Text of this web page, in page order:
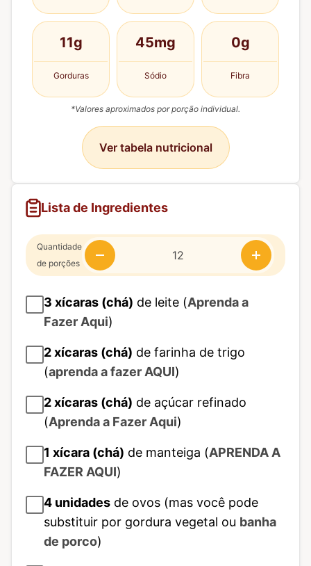
11g
Gorduras
45mg
Sódio
0g
Fibra
*Valores aproximados por porção individual.
Ver tabela nutricional
Lista de Ingredientes
Quantidade
de porções
3 xícaras (chá) de leite (Aprenda a
Fazer Aqui)
2xícaras (chá) de farinha de trigo
(aprenda a fazer AQUI)
2xícaras (chá) de açúcar refinado
(Aprenda a Fazer Aqui)
1 xícara (chá) de manteiga (APRENDA A
FAZER AQUI)
4 unidades de ovos (mas você pode
substituir por gordura vegetal ou banha
de porco)